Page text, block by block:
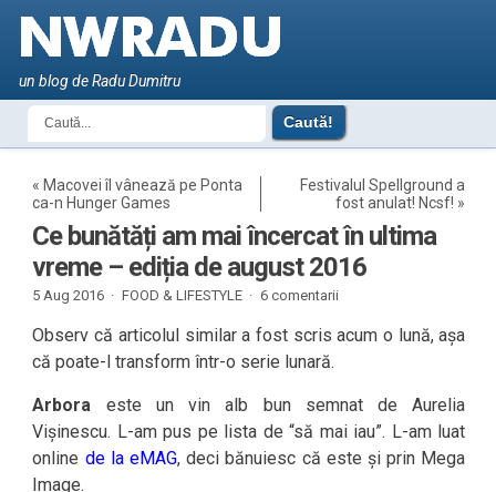
un blog de Radu Dumitru
« Macovei îl vânează pe Ponta
ca-n Hunger Games
Festivalul Spellground a
fost anulat! Ncsf! »
Ce bunătăți am mai încercat în ultima
vreme – ediția de august 2016
5 Aug 2016 · FOOD & LIFESTYLE · 6 comentarii
Observ că articolul similar a fost scris acum o lună, așa
că poate-l transform într-o serie lunară.
Arbora este un vin alb bun semnat de Aurelia
Vișinescu. L-am pus pe lista de “să mai iau”. L-am luat
online de la eMAG, deci bănuiesc că este și prin Mega
Image.